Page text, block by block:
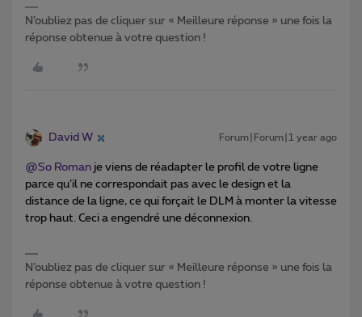
N’oubliez pas de cliquer sur « Meilleure réponse » une fois la
réponse obtenue à votre question !
David W Forum|Forum|1 year ago
@So Roman je viens de réadapter le profil de votre ligne
parce qu’il ne correspondait pas avec le design et la
distance de la ligne, ce qui forçait le DLM à monter la vitesse
trop haut. Ceci a engendré une déconnexion.
N’oubliez pas de cliquer sur « Meilleure réponse » une fois la
réponse obtenue à votre question !